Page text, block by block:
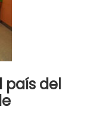
país del